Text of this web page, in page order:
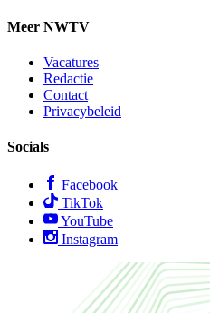
Meer NWTV
Vacatures
Redactie
Contact
Privacybeleid
Socials
Facebook
TikTok
YouTube
Instagram